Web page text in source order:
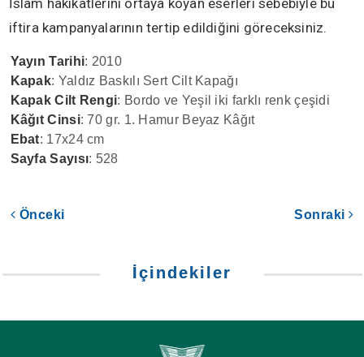
İslâm hakikatlerini ortaya koyan eserleri sebebiyle bu
iftira kampanyalarının tertip edildiğini göreceksiniz.
Yayın Tarihi: 2010
Kapak: Yaldız Baskılı Sert Cilt Kapağı
Kapak Cilt Rengi: Bordo ve Yeşil iki farklı renk çeşidi
Kâğıt Cinsi: 70 gr. 1. Hamur Beyaz Kâğıt
Ebat: 17x24 cm
Sayfa Sayısı: 528
Önceki Sonraki
İçindekiler